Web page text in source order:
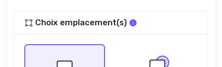
Choix emplacement(s)